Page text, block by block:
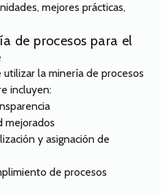
mejores prácticas,
de procesos para el
la minería de procesos
incluyen:
mejorados
y asignación de
de procesos